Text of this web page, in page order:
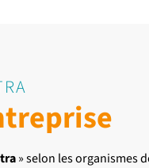
» selon les organismes